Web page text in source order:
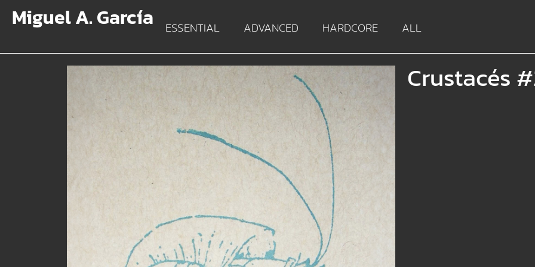
Miguel A. García ESSENTIAL ADVANCED HARDCORE ALL
Crustacés